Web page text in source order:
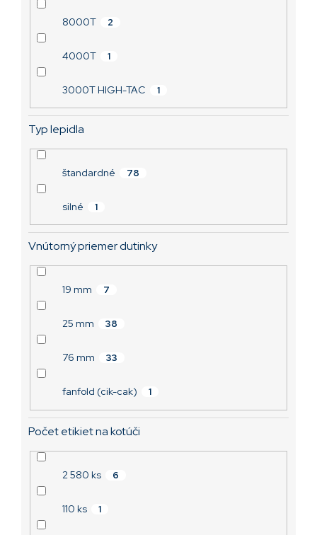
8000T 2
4000T 1
3000T HIGH-TAC 1
Typ lepidla
štandardné 78
silné 1
Vnútorný priemer dutinky
19 mm 7
25 mm 38
76 mm 33
fanfold (cik-cak) 1
Počet etikiet na kotúči
2 580 ks 6
110 ks 1